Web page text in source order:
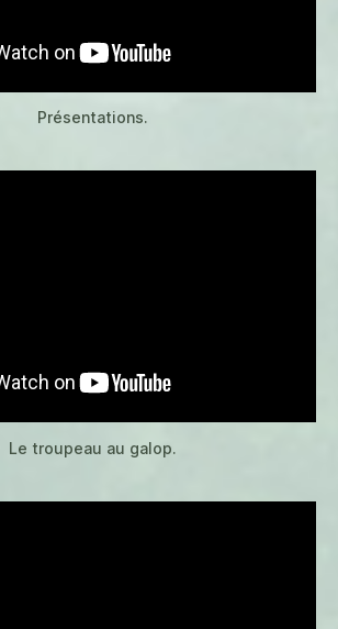
Présentations.
Le troupeau au galop.